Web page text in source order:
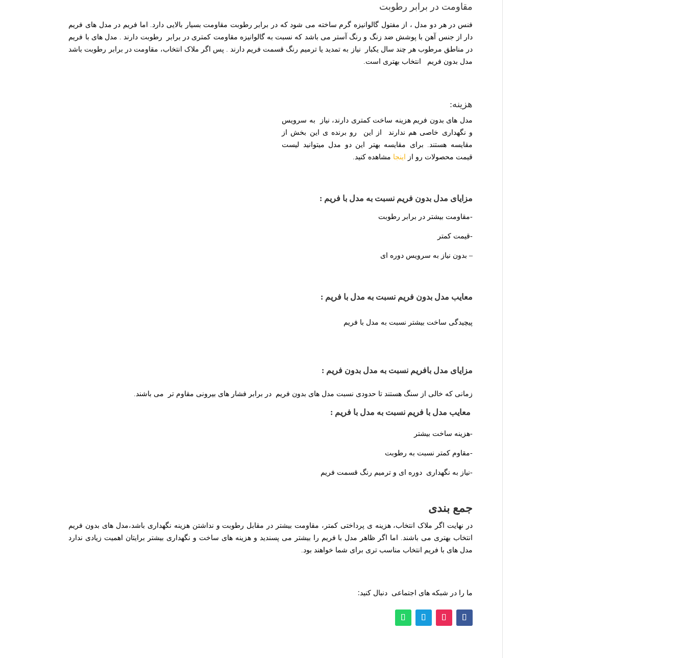
مقاومت در برابر رطوبت
فنس در هر دو مدل ، از مفتول گالوانیزه گرم ساخته می شود که در برابر رطوبت مقاومت بسیار بالایی دارد. اما فریم در مدل های فریم
دار از جنس آهن با پوشش ضد زنگ و رنگ آستر می باشد که نسبت به گالوانیزه مقاومت کمتری در برابر رطوبت دارند . مدل های با فریم
در مناطق مرطوب هر چند سال یکبار نیاز به تمدید یا ترمیم رنگ قسمت فریم دارند . پس اگر ملاک انتخاب، مقاومت در برابر رطوبت باشد
مدل بدون فریم انتخاب بهتری است.
هزینه:
مدل های بدون فریم هزینه ساخت کمتری دارند، نیاز به سرویس
و نگهداری خاصی هم ندارند از این رو برنده ی این بخش از
مقایسه هستند. برای مقایسه بهتر این دو مدل میتوانید لیست
قیمت محصولات رو از اینجا مشاهده کنید.
مزایای مدل بدون فریم نسبت به مدل با فریم :
-مقاومت بیشتر در برابر رطوبت
-قیمت کمتر
– بدون نیاز به سرویس دوره ای
معایب مدل بدون فریم نسبت به مدل با فریم :
پیچیدگی ساخت بیشتر نسبت به مدل با فریم
مزایای مدل بافریم نسبت به مدل بدون فریم :
زمانی که خالی از سنگ هستند تا حدودی نسبت مدل های بدون فریم در برابر فشار های بیرونی مقاوم تر می باشند.
معایب مدل با فریم نسبت به مدل با فریم :
-هزینه ساخت بیشتر
-مقاوم کمتر نسبت به رطوبت
-نیاز به نگهداری دوره ای و ترمیم رنگ قسمت فریم
جمع بندی
در نهایت اگر ملاک انتخاب، هزینه ی پرداختی کمتر، مقاومت بیشتر در مقابل رطوبت و نداشتن هزینه نگهداری باشد،مدل های بدون فریم
انتخاب بهتری می باشند. اما اگر ظاهر مدل با فریم را بیشتر می پسندید و هزینه های ساخت و نگهداری بیشتر برایتان اهمیت زیادی ندارد
مدل های با فریم انتخاب مناسب تری برای شما خواهند بود.
ما را در شبکه های اجتماعی دنبال کنید: